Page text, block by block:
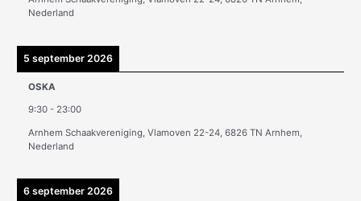
Nederland
5 september 2026
OSKA
9:30 - 23:00
Arnhem Schaakvereniging, Vlamoven 22-24, 6826 TN Arnhem,
Nederland
6 september 2026